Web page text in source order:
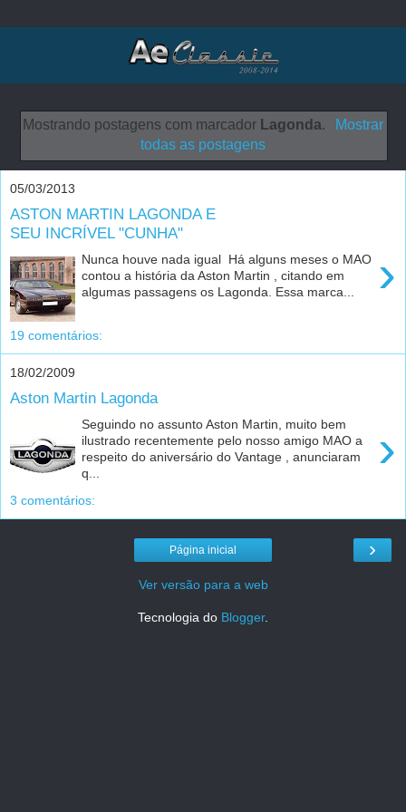
Mostrando postagens com marcador Lagonda.
Mostrar
todas as postagens
05/03/2013
ASTON MARTIN LAGONDA E
SEU INCRÍVEL "CUNHA"
›
Nunca houve nada igual Há alguns meses o MAO
contou a história da Aston Martin , citando em
algumas passagens os Lagonda. Essa marca...
19 comentários:
18/02/2009
Aston Martin Lagonda
›
Seguindo no assunto Aston Martin, muito bem
ilustrado recentemente pelo nosso amigo MAO a
respeito do aniversário do Vantage , anunciaram
q...
3 comentários:
›
Página inicial
Ver versão para a web
Tecnologia do Blogger.